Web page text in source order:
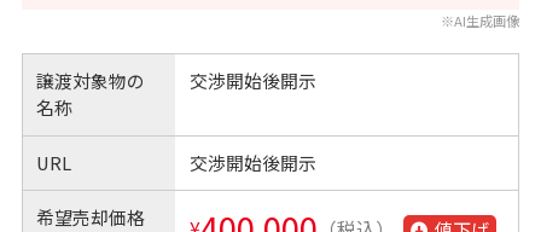
※AI生成画像
譲渡対象物の
名称
交渉開始後開示
URL 交渉開始後開示
希望売却価格